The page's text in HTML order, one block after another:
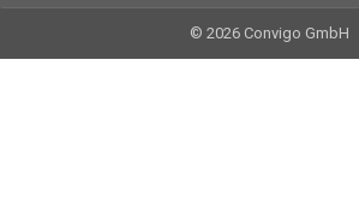
© 2026 Convigo GmbH